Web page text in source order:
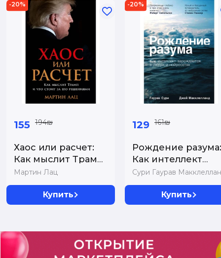
-20%
155 194₪
Хаос или расчет:
Как мыслит Трамп
и что стоит за е...
Мартин Лац
Купить
-20%
129 161₪
Рождение разума:
Как интеллект
зарождается в
людях...
Сури Гаурав
Купить